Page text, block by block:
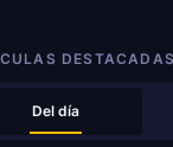
DESTACADAS
Del día